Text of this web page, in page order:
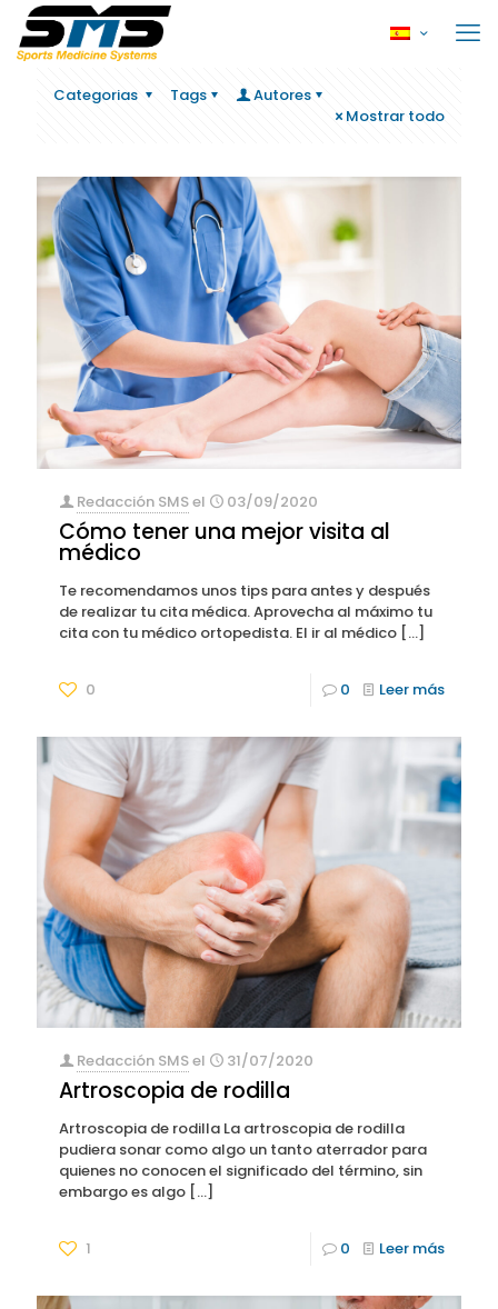
Categorias Tags
Autores
Mostrar todo
Redacción SMSel 03/09/2020
Cómo tener una mejor visita al
médico
Te recomendamos unos tips para antes y después
de realizar tu cita médica. Aprovecha al máximo tu
cita con tu médico ortopedista. El ir al médico […]
0 0 Leer más
Redacción SMSel 31/07/2020
Artroscopia de rodilla
Artroscopia de rodilla La artroscopia de rodilla
pudiera sonar como algo un tanto aterrador para
quienes no conocen el significado del término, sin
embargo es algo […]
1 0 Leer más